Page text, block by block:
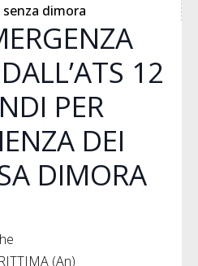
senza dimora
12
PER
DEI
DIMORA
(An)